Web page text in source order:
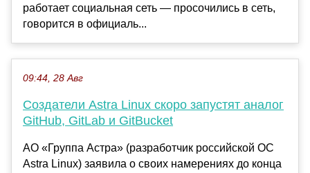
работает социальная сеть — просочились в сеть,
говорится в официаль...
09:44, 28 Авг
Создатели Astra Linux скоро запустят аналог
GitHub, GitLab и GitBucket
АО «Группа Астра» (разработчик российской ОС
Astra Linux) заявила о своих намерениях до конца